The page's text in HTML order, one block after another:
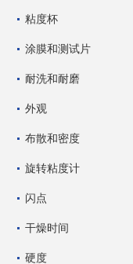
粘度杯
涂膜和测试片
耐洗和耐磨
外观
布散和密度
旋转粘度计
闪点
干燥时间
硬度